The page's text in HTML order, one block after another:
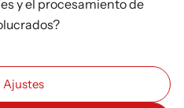
Torrenteres
y el procesamiento de